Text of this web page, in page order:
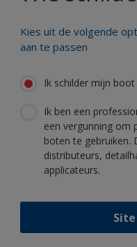
schuurt met
voor de
de oude
het risico van
aan in lichte
de waterlijn voor
Schuurpapier
stappen voor
Nitryl
Kies uit de volgende
aan te passen
Ik schilder mijn
Ik ben een
een vergunning om
boten te gebruiken.
distributeurs,
applicateurs.